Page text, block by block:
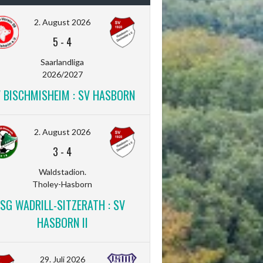
2. August 2026
5 - 4
Saarlandliga
2026/2027
BISCHMISHEIM : SV HASBORN
2. August 2026
3 - 4
Waldstadion.
Tholey-Hasborn
SG WADRILL-SITZERATH : SV
HASBORN II
29. Juli 2026